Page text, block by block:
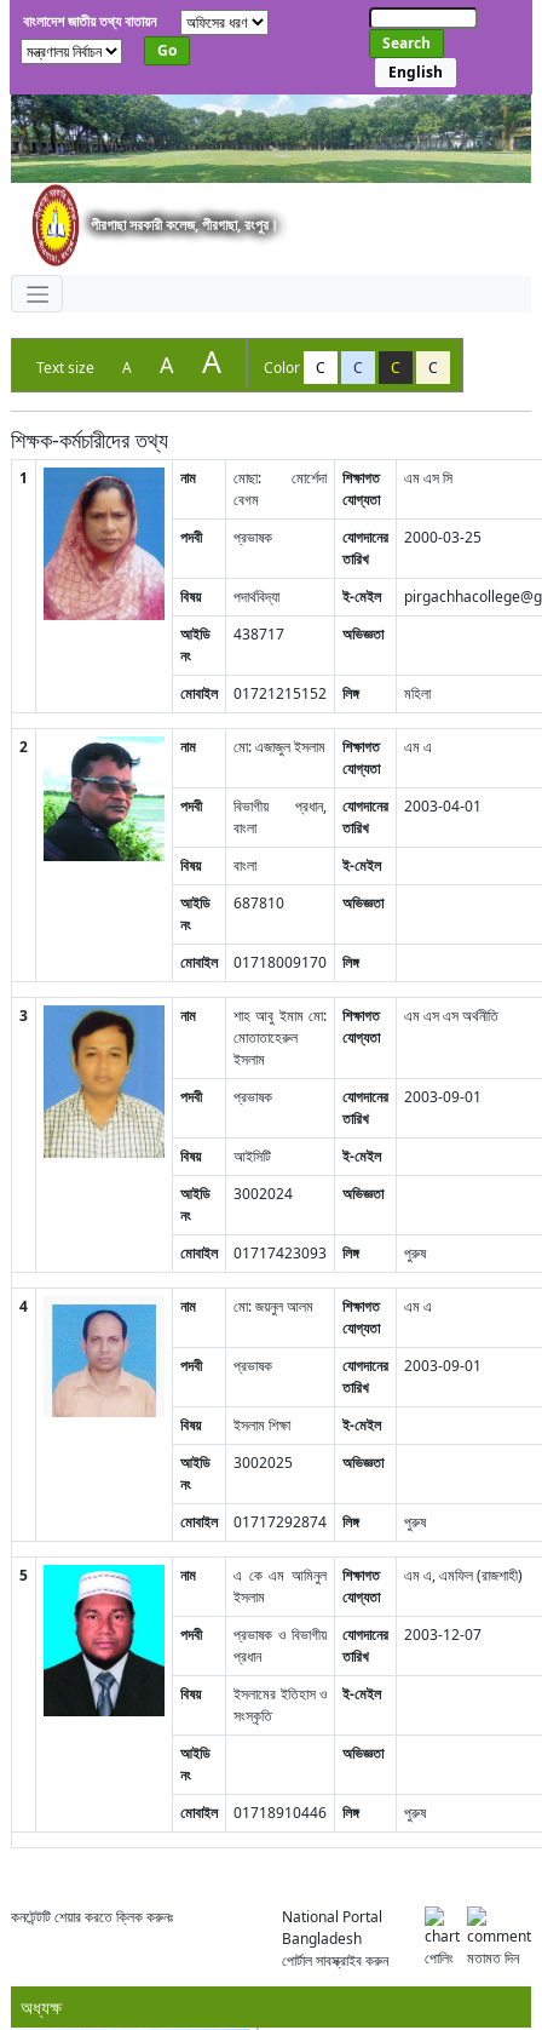
বাংলাদেশ জাতীয় তথ্য বাতায়ন
Go
Search
English
পীরগাছা সরকারী কলেজ, পীরগাছা, রংপুর।
Text size A A A Color C C C C
শিক্ষক-কর্মচারীদের তথ্য
1 নাম
মোছা: মোর্শেদা
বেগম
শিক্ষাগত
যোগ্যতা
এম এস সি
পদবী প্রভাষক
যোগদানের
তারিখ
2000-03-25
বিষয় পদার্থবিদ্যা ই-মেইল
আইডি
নং
438717 অভিজ্ঞতা
মোবাইল 01721215152 লিঙ্গ মহিলা
2 নাম মো: এজাজুল ইসলাম
শিক্ষাগত
যোগ্যতা
এম এ
পদবী
বিভাগীয় প্রধান,
বাংলা
যোগদানের
তারিখ
2003-04-01
বিষয় বাংলা
ই-মেইল
আইডি
নং
687810 অভিজ্ঞতা
মোবাইল 01718009170 লিঙ্গ
3 নাম
শাহ আবু ইমাম মো:
মোতাতাহেরুল
ইসলাম
শিক্ষাগত
যোগ্যতা
এম এস এস অর্থনীতি
পদবী প্রভাষক
যোগদানের
তারিখ
2003-09-01
বিষয় আইসিটি
ই-মেইল
আইডি
নং
3002024 অভিজ্ঞতা
মোবাইল 01717423093 লিঙ্গ পুরুষ
4 নাম মো: জয়নুল আলম
শিক্ষাগত
যোগ্যতা
এম এ
পদবী প্রভাষক
যোগদানের
তারিখ
2003-09-01
বিষয় ইসলাম শিক্ষা
ই-মেইল
আইডি
নং
3002025 অভিজ্ঞতা
মোবাইল 01717292874 লিঙ্গ পুরুষ
5 নাম
এ কে এম আমিনুল
ইসলাম
শিক্ষাগত
যোগ্যতা
এম এ, এমফিল (রাজশাহী)
পদবী
প্রভাষক ও বিভাগীয়
প্রধান
যোগদানের
তারিখ
2003-12-07
বিষয়
ইসলামের ইতিহাস ও
সংস্কৃতি
ই-মেইল
আইডি
নং
অভিজ্ঞতা
মোবাইল 01718910446 লিঙ্গ পুরুষ
কনটেন্টটি শেয়ার করতে ক্লিক করুনঃ
National Portal
Bangladesh
পোর্টাল সাবস্ক্রাইব করুন
পোলিং মতামত দিন
অধ্যক্ষ